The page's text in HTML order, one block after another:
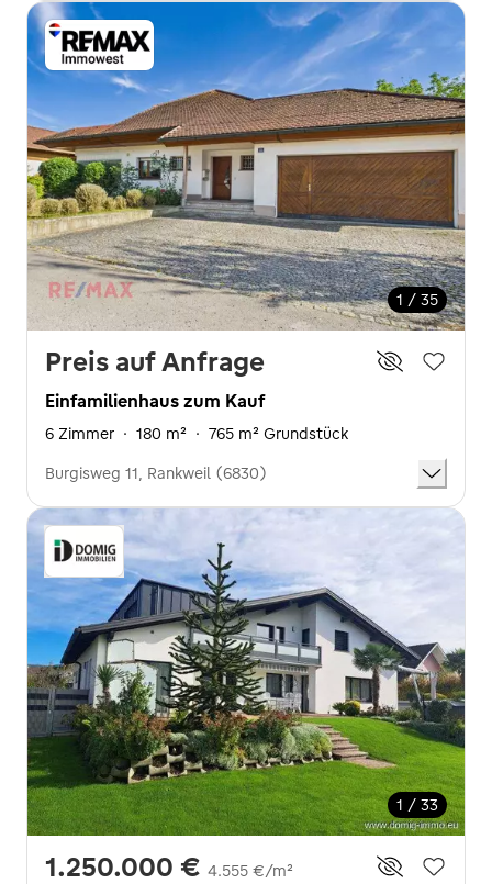
1 / 35
Preis auf Anfrage
Einfamilienhaus zum Kauf
6 Zimmer · 180 m² · 765 m² Grundstück
Burgisweg 11, Rankweil (6830)
1 / 33
1.250.000 € 4.555 €/m²